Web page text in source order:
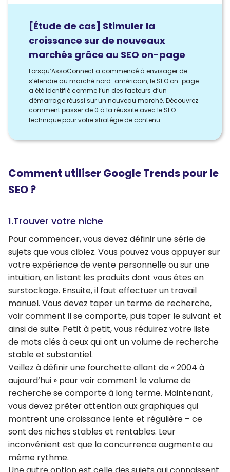
[Étude de cas] Stimuler la
croissance sur de nouveaux
marchés grâce au SEO on-page
Lorsqu’AssoConnect a commencé à envisager de
s’étendre au marché nord-américain, le SEO on-page
a été identifié comme l’un des facteurs d’un
démarrage réussi sur un nouveau marché. Découvrez
comment passer de 0 à la réussite avec le SEO
technique pour votre stratégie de contenu.
Comment utiliser Google Trends pour le
SEO ?
1.Trouver votre niche
Pour commencer, vous devez définir une série de
sujets que vous ciblez. Vous pouvez vous appuyer sur
votre expérience de vente personnelle ou sur une
intuition, en listant les produits dont vous êtes en
surstockage. Ensuite, il faut effectuer un travail
manuel. Vous devez taper un terme de recherche,
voir comment il se comporte, puis taper le suivant et
ainsi de suite. Petit à petit, vous réduirez votre liste
de mots clés à ceux qui ont un volume de recherche
stable et substantiel.
Veillez à définir une fourchette allant de « 2004 à
aujourd’hui » pour voir comment le volume de
recherche se comporte à long terme. Maintenant,
vous devez prêter attention aux graphiques qui
montrent une croissance lente et régulière – ce
sont des niches stables et rentables. Leur
inconvénient est que la concurrence augmente au
même rythme.